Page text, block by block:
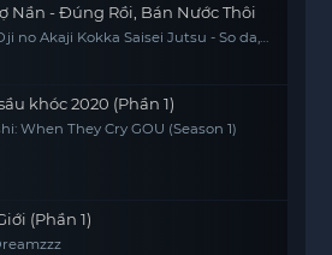
Nần - Đúng Rồi, Bán Nước Thôi
no Akaji Kokka Saisei Jutsu - So da,
How About Treason?)
khóc 2020 (Phần 1)
When They Cry GOU (Season 1)
(Phần 1)